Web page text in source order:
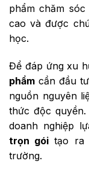
phẩm chăm
cao và được
học.
Để đáp ứng xu
phẩm cần đầu
nguồn nguyên
thức độc
doanh nghiệp
trọn gói tạo ra
trường.